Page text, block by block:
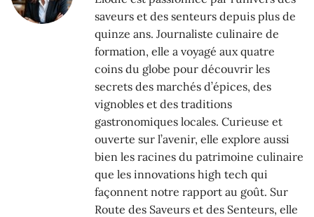
saveurs et des senteurs depuis plus de
quinze ans. Journaliste culinaire de
formation, elle a voyagé aux quatre
coins du globe pour découvrir les
secrets des marchés d’épices, des
vignobles et des traditions
gastronomiques locales. Curieuse et
ouverte sur l’avenir, elle explore aussi
bien les racines du patrimoine culinaire
que les innovations high tech qui
façonnent notre rapport au goût. Sur
Route des Saveurs et des Senteurs, elle